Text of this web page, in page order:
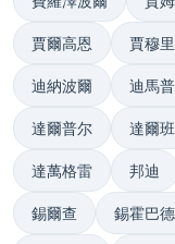
賈爾高恩 賈穆
迪納波爾 迪馬
達爾普尔 達爾
達萬格雷 邦迪
錫爾查 錫霍巴德